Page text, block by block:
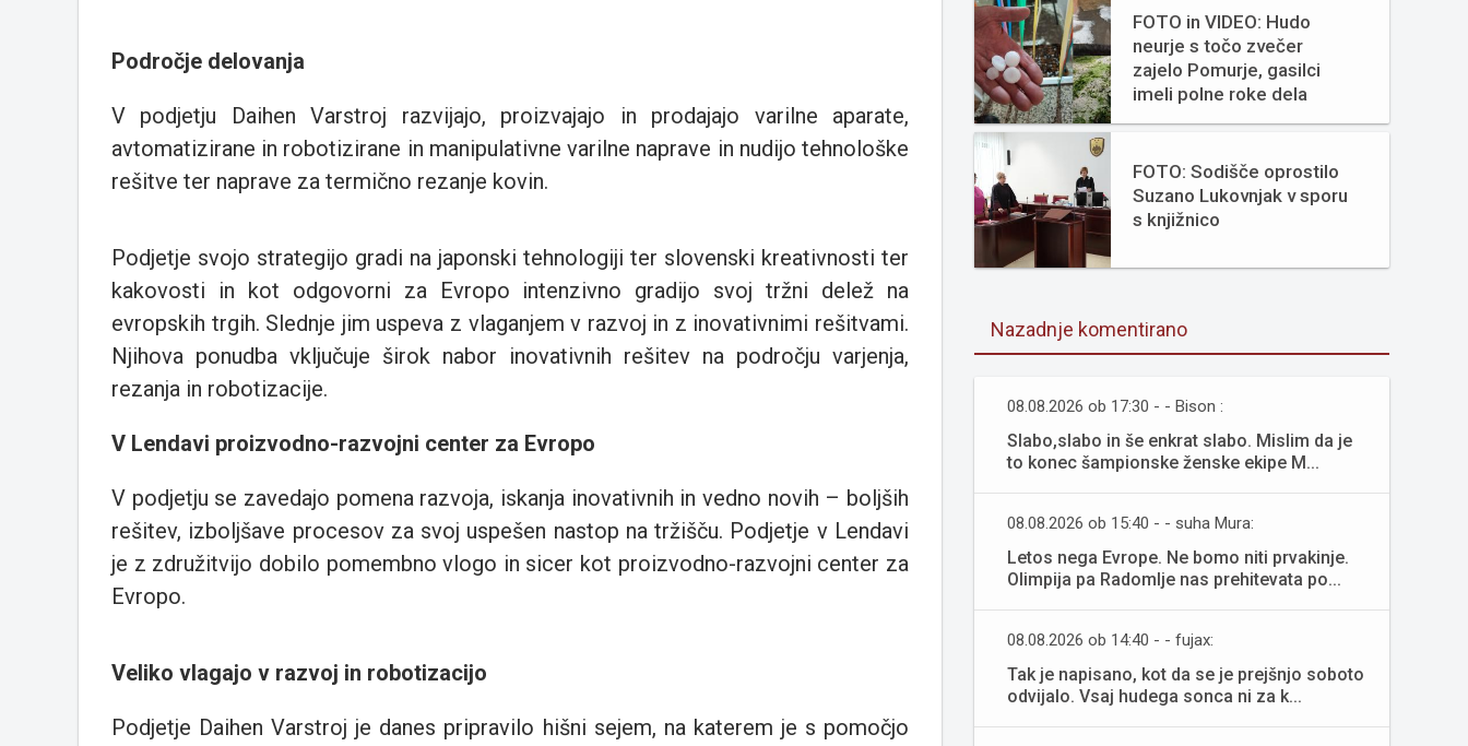
Področje delovanja
V podjetju Daihen Varstroj razvijajo, proizvajajo in prodajajo varilne aparate,
avtomatizirane in robotizirane in manipulativne varilne naprave in nudijo tehnološke
rešitve ter naprave za termično rezanje kovin.
Podjetje svojo strategijo gradi na japonski tehnologiji ter slovenski kreativnosti ter
kakovosti in kot odgovorni za Evropo intenzivno gradijo svoj tržni delež na
evropskih trgih. Slednje jim uspeva z vlaganjem v razvoj in z inovativnimi rešitvami.
Njihova ponudba vključuje širok nabor inovativnih rešitev na področju varjenja,
rezanja in robotizacije.
V Lendavi proizvodno-razvojni center za Evropo
V podjetju se zavedajo pomena razvoja, iskanja inovativnih in vedno novih – boljših
rešitev, izboljšave procesov za svoj uspešen nastop na tržišču. Podjetje v Lendavi
je z združitvijo dobilo pomembno vlogo in sicer kot proizvodno-razvojni center za
Evropo.
Veliko vlagajo v razvoj in robotizacijo
Podjetje Daihen Varstroj je danes pripravilo hišni sejem, na katerem je s pomočjo
FOTO in VIDEO: Hudo
neurje s točo zvečer
zajelo Pomurje, gasilci
imeli polne roke dela
FOTO: Sodišče oprostilo
Suzano Lukovnjak v sporu
s knjižnico
Nazadnje komentirano
08.08.2026 ob 17:30 - - Bison :
Slabo,slabo in še enkrat slabo. Mislim da je
to konec šampionske ženske ekipe M...
08.08.2026 ob 15:40 - - suha Mura:
Letos nega Evrope. Ne bomo niti prvakinje.
Olimpija pa Radomlje nas prehitevata po...
08.08.2026 ob 14:40 - - fujax:
Tak je napisano, kot da se je prejšnjo soboto
odvijalo. Vsaj hudega sonca ni za k...